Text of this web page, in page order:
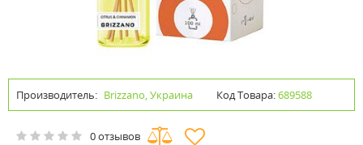
Производитель: Brizzano, Украина Код Товара:689588
0 отзывов